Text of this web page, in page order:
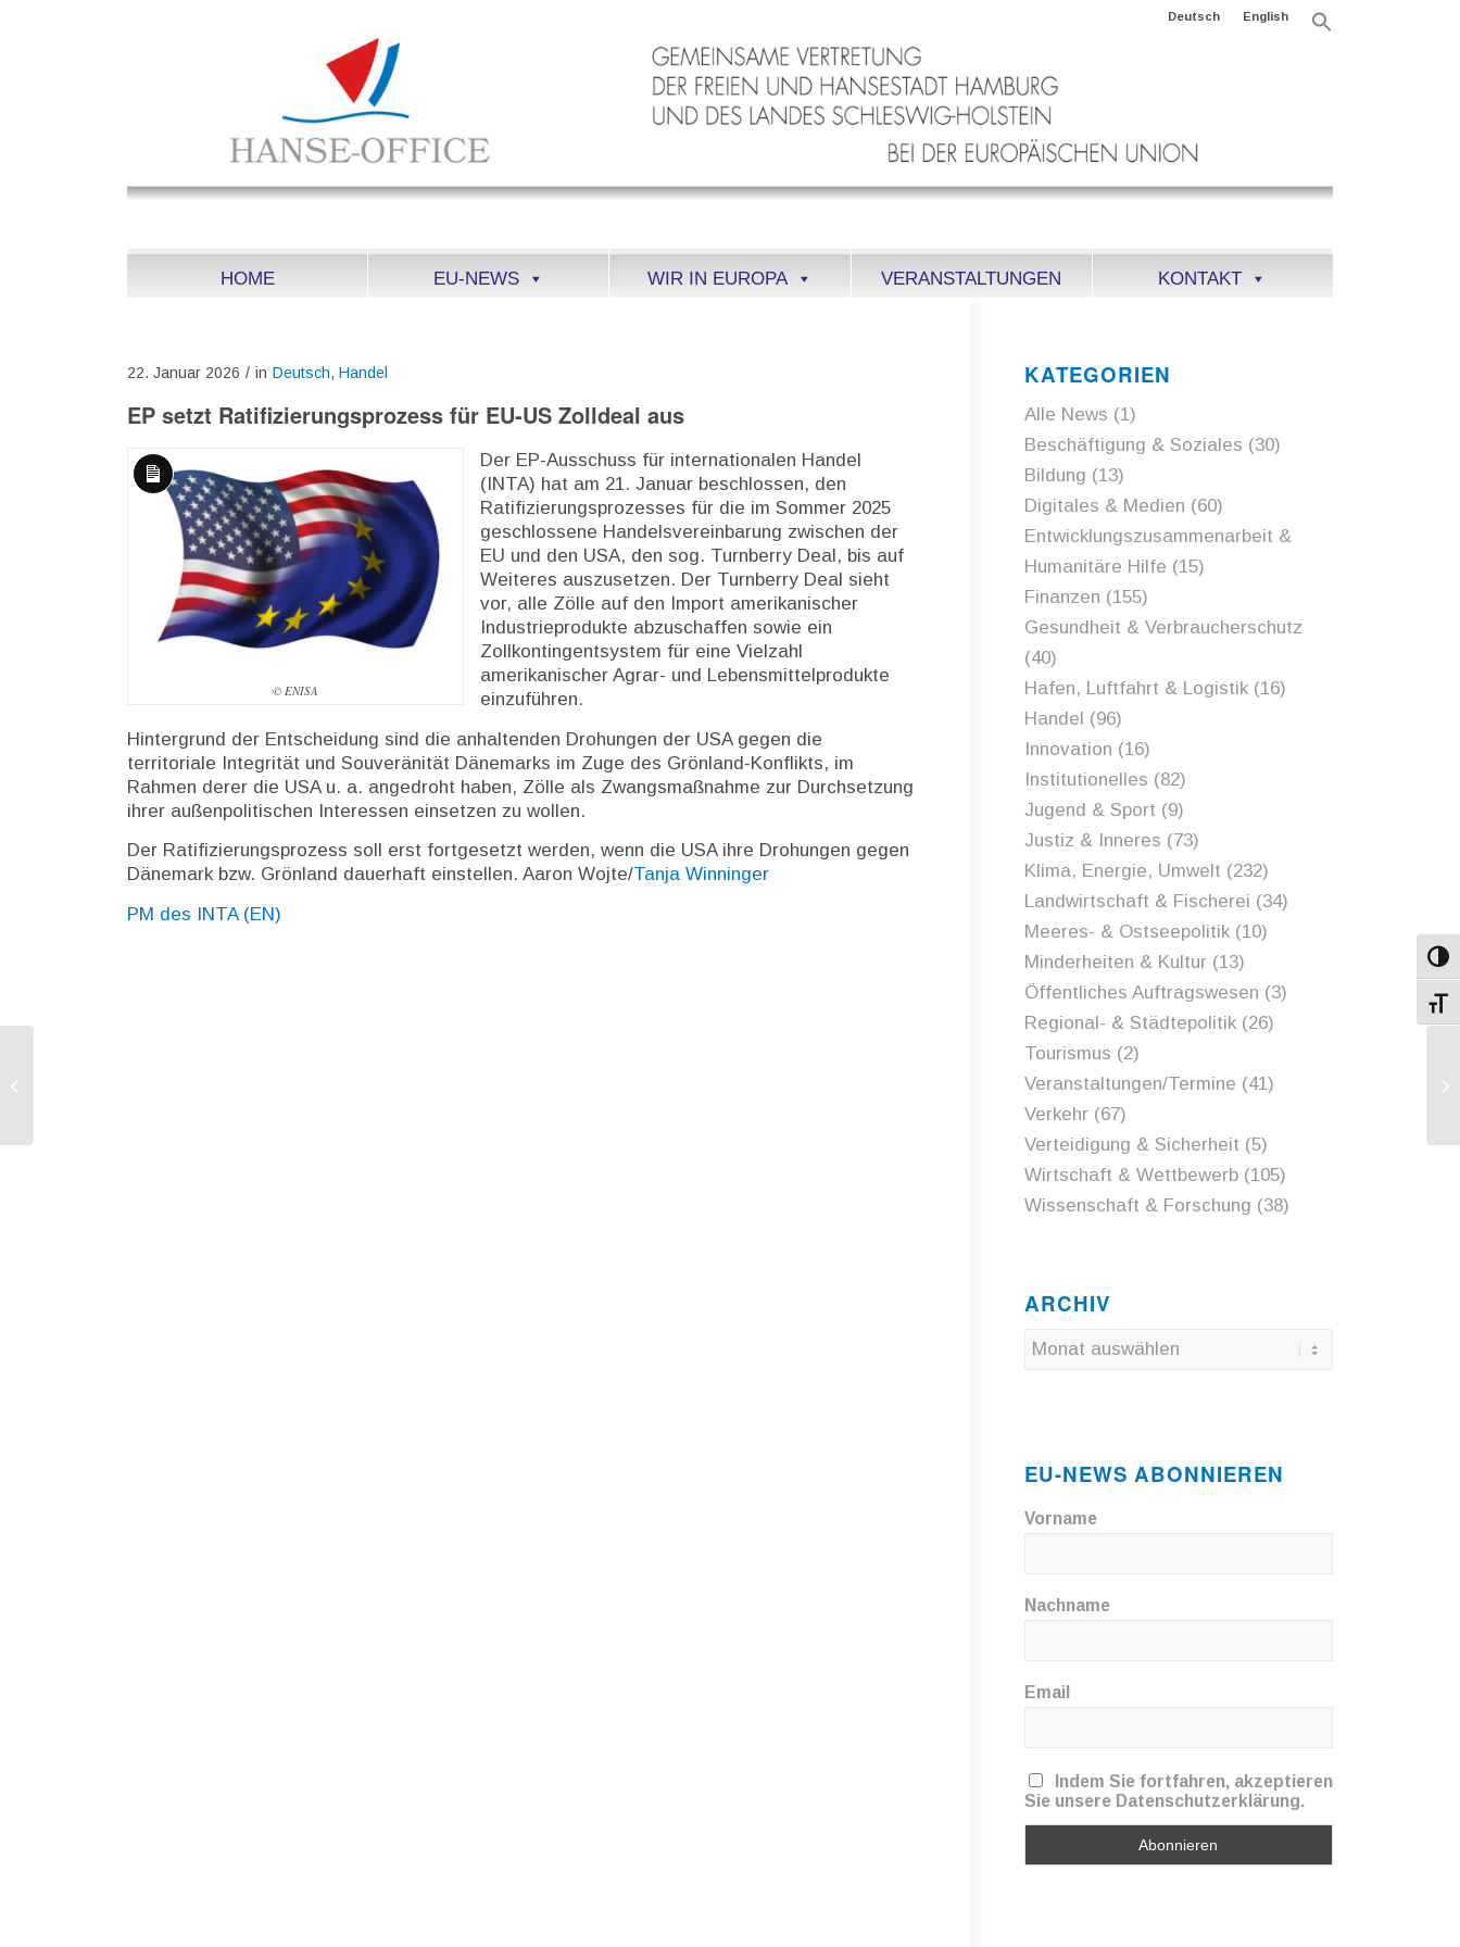
Deutsch English
HOME EU-NEWS WIR IN EUROPA VERANSTALTUNGEN KONTAKT
22. Januar 2026 / in Deutsch,Handel
EP setzt Ratifizierungsprozess für EU-US Zolldeal aus
Lange
Beschreibung
© ENISA
Der EP-Ausschuss für internationalen Handel
(INTA) hat am 21. Januar beschlossen, den
Ratifizierungsprozesses für die im Sommer 2025
geschlossene Handelsvereinbarung zwischen der
EU und den USA, den sog. Turnberry Deal, bis auf
Weiteres auszusetzen. Der Turnberry Deal sieht
vor, alle Zölle auf den Import amerikanischer
Industrieprodukte abzuschaffen sowie ein
Zollkontingentsystem für eine Vielzahl
amerikanischer Agrar- und Lebensmittelprodukte
einzuführen.
Hintergrund der Entscheidung sind die anhaltenden Drohungen der USA gegen die
territoriale Integrität und Souveränität Dänemarks im Zuge des Grönland-Konflikts, im
Rahmen derer die USA u. a. angedroht haben, Zölle als Zwangsmaßnahme zur Durchsetzung
ihrer außenpolitischen Interessen einsetzen zu wollen.
Der Ratifizierungsprozess soll erst fortgesetzt werden, wenn die USA ihre Drohungen gegen
Dänemark bzw. Grönland dauerhaft einstellen. Aaron Wojte/Tanja Winninger
PM des INTA (EN)
KATEGORIEN
Alle News (1)
Beschäftigung & Soziales (30)
Bildung (13)
Digitales & Medien (60)
Entwicklungszusammenarbeit &
Humanitäre Hilfe (15)
Finanzen (155)
Gesundheit & Verbraucherschutz
(40)
Hafen, Luftfahrt & Logistik(16)
Handel (96)
Innovation (16)
Institutionelles (82)
Jugend & Sport (9)
Justiz & Inneres (73)
Klima, Energie, Umwelt (232)
Landwirtschaft & Fischerei (34)
Meeres- & Ostseepolitik(10)
Minderheiten & Kultur(13)
Öffentliches Auftragswesen (3)
Regional- & Städtepolitik(26)
Tourismus (2)
Veranstaltungen/Termine (41)
Verkehr(67)
Verteidigung & Sicherheit (5)
Wirtschaft & Wettbewerb(105)
Wissenschaft & Forschung (38)
ARCHIV
EU-NEWS ABONNIEREN
Vorname
Nachname
Email
Indem Sie fortfahren, akzeptieren
Sie unsere Datenschutzerklärung.